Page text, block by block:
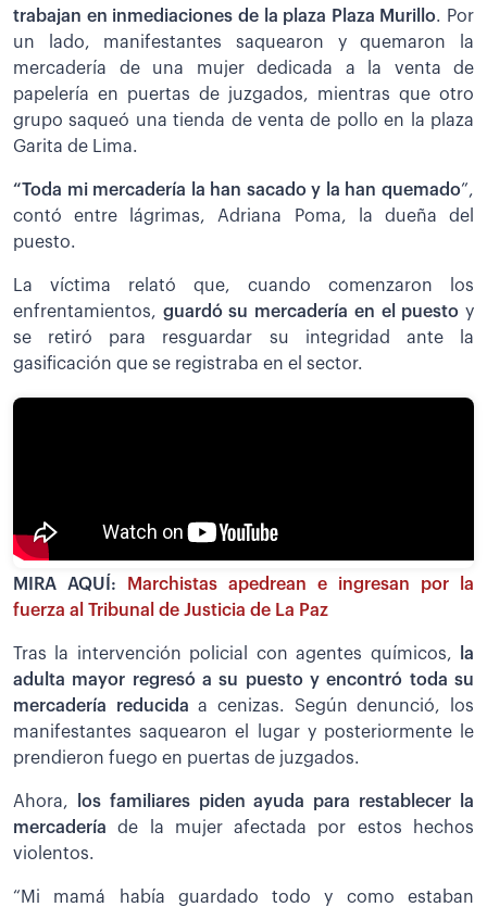
trabajan en inmediaciones de la plaza Plaza Murillo. Por
un lado, manifestantes saquearon y quemaron la
mercadería de una mujer dedicada a la venta de
papelería en puertas de juzgados, mientras que otro
grupo saqueó una tienda de venta de pollo en la plaza
Garita de Lima.
“Toda mi mercadería la han sacado y la han quemado”,
contó entre lágrimas, Adriana Poma, la dueña del
puesto.
La víctima relató que, cuando comenzaron los
enfrentamientos, guardó su mercadería en el puestoy
se retiró para resguardar su integridad ante la
gasificación que se registraba en el sector.
MIRA AQUÍ:
Marchistas apedrean e ingresan por la
fuerza al Tribunal de Justicia de La Paz
Tras la intervención policial con agentes químicos,
la
adulta mayor regresó a su puesto y encontró toda su
mercadería reducida a cenizas. Según denunció, los
manifestantes saquearon el lugar y posteriormente le
prendieron fuego en puertas de juzgados.
Ahora, los familiares piden ayuda para restablecer la
mercadería de la mujer afectada por estos hechos
violentos.
“Mi mamá había guardado todo y como estaban